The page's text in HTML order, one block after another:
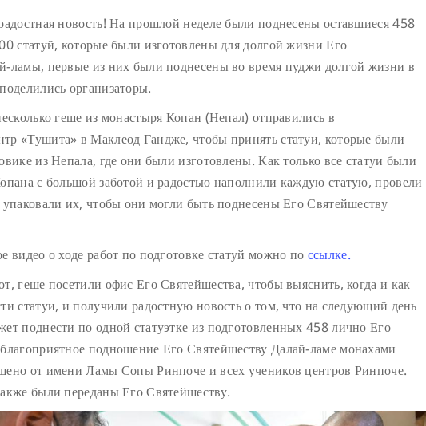
новость! На прошлой неделе были поднесены оставшиеся 458
статуй, которые были изготовлены для долгой жизни Его
ламы, первые из них были поднесены во время пуджи долгой жизни в
организаторы.
геше из монастыря Копан (Непал) отправились в
«Тушита» в Маклеод Гандже, чтобы принять статуи, которые были
из Непала, где они были изготовлены. Как только все статуи были
с большой заботой и радостью наполнили каждую статую, провели
их, чтобы они могли быть поднесены Его Святейшеству
видео о ходе работ по подготовке статуй можно по ссылке.
геше посетили офис Его Святейшества, чтобы выяснить, когда и как
статуи, и получили радостную новость о том, что на следующий день
поднести по одной статуэтке из подготовленных 458 лично Его
подношение Его Святейшеству Далай-ламе монахами
от имени Ламы Сопы Ринпоче и всех учеников центров Ринпоче.
были переданы Его Святейшеству.